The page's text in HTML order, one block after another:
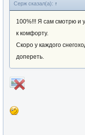
Серж сказал(а): ↑
100%!!! Я сам смотрю и
к комфорту.
Скоро у каждого
допереть.